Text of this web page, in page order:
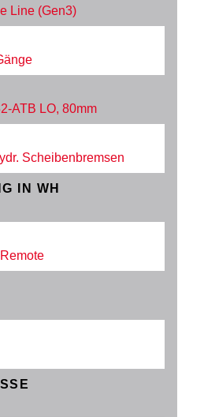
Line (Gen3)
ATB LO, 80mm
Scheibenbremsen
IN WH